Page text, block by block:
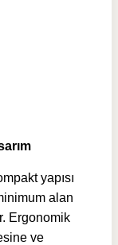
yapısı
alan
Ergonomik
ve